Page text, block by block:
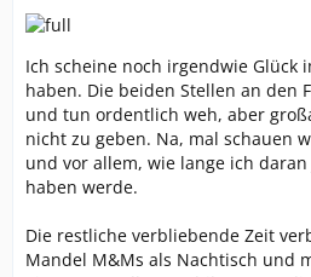
Ich scheine noch irgendwie Glück
haben. Die beiden Stellen an den
und tun ordentlich weh, aber
nicht zu geben. Na, mal schauen
und vor allem, wie lange ich
haben werde.
Die restliche verbliebende Zeit
Mandel M&Ms als Nachtisch und